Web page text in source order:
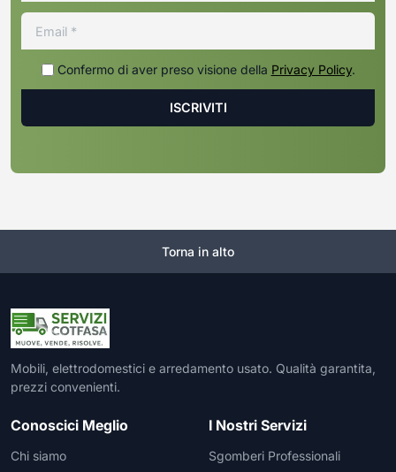
Confermo di aver preso visione della Privacy Policy.
Torna in alto
Mobili, elettrodomestici e arredamento usato. Qualità garantita,
prezzi convenienti.
Conoscici Meglio
Chi siamo
I Nostri Servizi
Sgomberi Professionali